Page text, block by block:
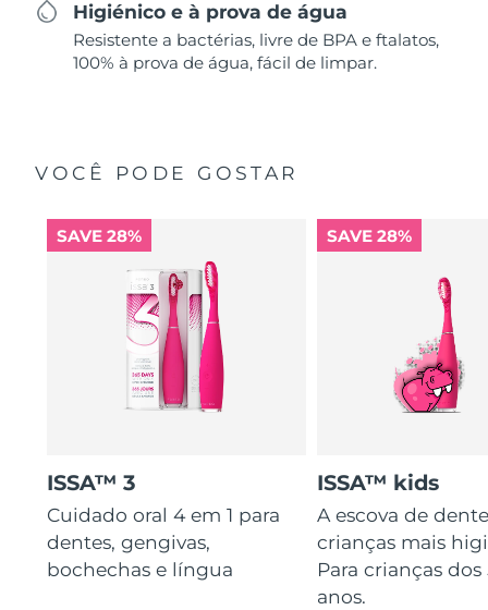
Higiénico e à prova de água
Resistente a bactérias, livre de BPA e ftalatos,
100% à prova de água, fácil de limpar.
VOCÊ PODE GOSTAR
SAVE 28%
ISSA™ 3
Cuidado oral 4 em 1 para
dentes, gengivas,
bochechas e língua
SAVE 28%
ISSA™ kids
A escova de
crianças mais
Para crianças dos
anos.